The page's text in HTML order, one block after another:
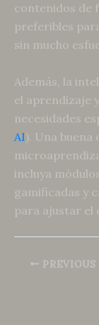
contenidos de
preferibles
sin mucho
Además, la
el aprendizaje
necesidades
AI). Una
incluya
gamificadas y
para ajustar el
PREVIOUS